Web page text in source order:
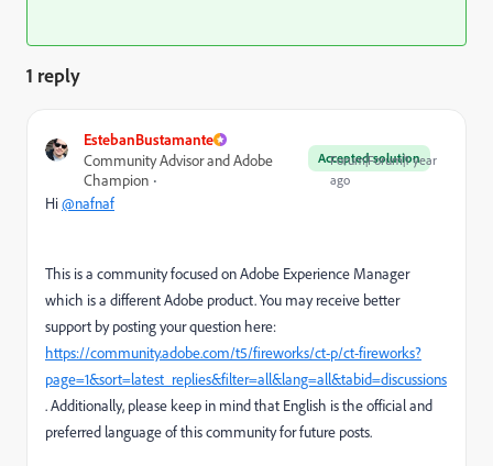
1 reply
EstebanBustamante
Accepted solution
Community Advisor and Adobe
Champion
Forum|Forum|1 year
ago
Hi@nafnaf
This is a community focused on Adobe Experience Manager
which is a different Adobe product. You may receive better
support by posting your question here:
https://community.adobe.com/t5/fireworks/ct-p/ct-fireworks?
page=1&sort=latest_replies&filter=all&lang=all&tabid=discussions
. Additionally, please keep in mind that English is the official and
preferred language of this community for future posts.